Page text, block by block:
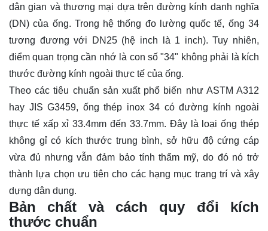
dân gian và thương mại dựa trên đường kính danh nghĩa
(DN) của ống. Trong hệ thống đo lường quốc tế, ống 34
tương đương với DN25 (hệ inch là 1 inch). Tuy nhiên,
điểm quan trọng cần nhớ là con số "34" không phải là kích
thước đường kính ngoài thực tế của ống.
Theo các tiêu chuẩn sản xuất phổ biến như ASTM A312
hay JIS G3459, ống thép inox 34 có đường kính ngoài
thực tế xấp xỉ 33.4mm đến 33.7mm. Đây là loại ống thép
không gỉ có kích thước trung bình, sở hữu độ cứng cáp
vừa đủ nhưng vẫn đảm bảo tính thẩm mỹ, do đó nó trở
thành lựa chọn ưu tiên cho các hạng mục trang trí và xây
dựng dân dụng.
Bản chất và cách quy đổi kích
thước chuẩn